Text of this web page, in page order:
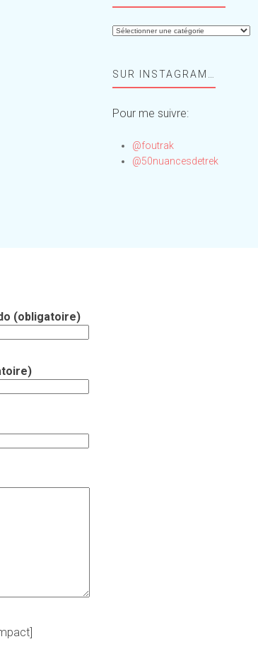
Aide-
!SUR INSTAGRAM…
Pour me suivre:
@foutrak
@50nuancesdetrek
(obligatoire)